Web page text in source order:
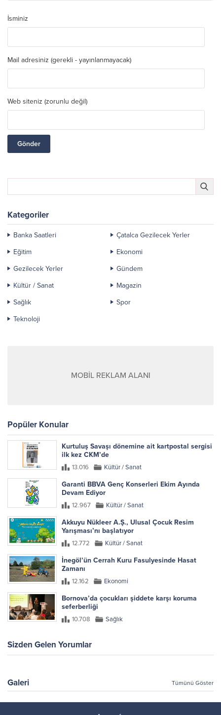
İsminiz
Mail adresiniz (gerekli - yayınlanmayacak)
Web siteniz (zorunlu değil)
Kategoriler
Banka Saatleri
Çatalca Gezilecek Yerler
Eğitim
Ekonomi
Gezilecek Yerler
Gündem
Kültür / Sanat
Magazin
Sağlık
Spor
Teknoloji
MOBİL REKLAM ALANI
Popüler Konular
Kurtuluş Savaşı dönemine ait kartpostal sergisi
ilk kez CKM’de
13.016 Kültür / Sanat
Garanti BBVA Genç Konserleri Ekim Ayında
Devam Ediyor
12.967 Kültür / Sanat
Akkuyu Nükleer A.Ş., Ulusal Çocuk Resim
Yarışması’nı başlatıyor
12.772 Kültür / Sanat
İnegöl’ün Cerrah Kuru Fasulyesinde Hasat
Zamanı
12.162 Ekonomi
Bornova’da çocukları şiddete karşı koruma
seferberliği
10.708 Sağlık
Sizden Gelen Yorumlar
Galeri Tümünü Göster